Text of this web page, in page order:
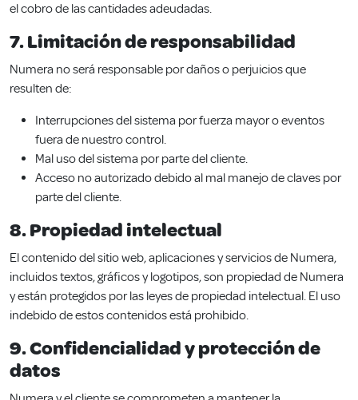
el cobro de las cantidades adeudadas.
7. Limitación de responsabilidad
Numera no será responsable por daños o perjuicios que
resulten de:
Interrupciones del sistema por fuerza mayor o eventos
fuera de nuestro control.
Mal uso del sistema por parte del cliente.
Acceso no autorizado debido al mal manejo de claves por
parte del cliente.
8. Propiedad intelectual
El contenido del sitio web, aplicaciones y servicios de Numera,
incluidos textos, gráficos y logotipos, son propiedad de Numera
y están protegidos por las leyes de propiedad intelectual. El uso
indebido de estos contenidos está prohibido.
9. Confidencialidad y protección de
datos